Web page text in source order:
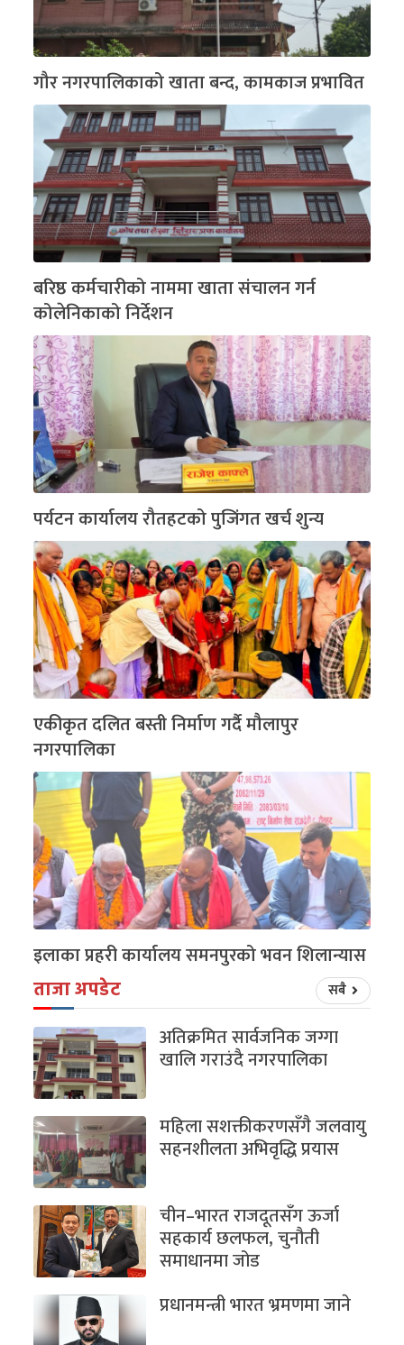
गौर नगरपालिकाको खाता बन्द, कामकाज प्रभावित
बरिष्ठ कर्मचारीको नाममा खाता संचालन गर्न
कोलेनिकाको निर्देशन
पर्यटन कार्यालय रौतहटको पुजिंगत खर्च शुन्य
एकीकृत दलित बस्ती निर्माण गर्दै मौलापुर
नगरपालिका
इलाका प्रहरी कार्यालय समनपुरको भवन शिलान्यास
ताजा अपडेट सबै
अतिक्रमित सार्वजनिक जग्गा
खालि गराउंदै नगरपालिका
महिला सशक्तीकरणसँगै जलवायु
सहनशीलता अभिवृद्धि प्रयास
चीन–भारत राजदूतसँग ऊर्जा
सहकार्य छलफल, चुनौती
समाधानमा जोड
प्रधानमन्त्री भारत भ्रमणमा जाने